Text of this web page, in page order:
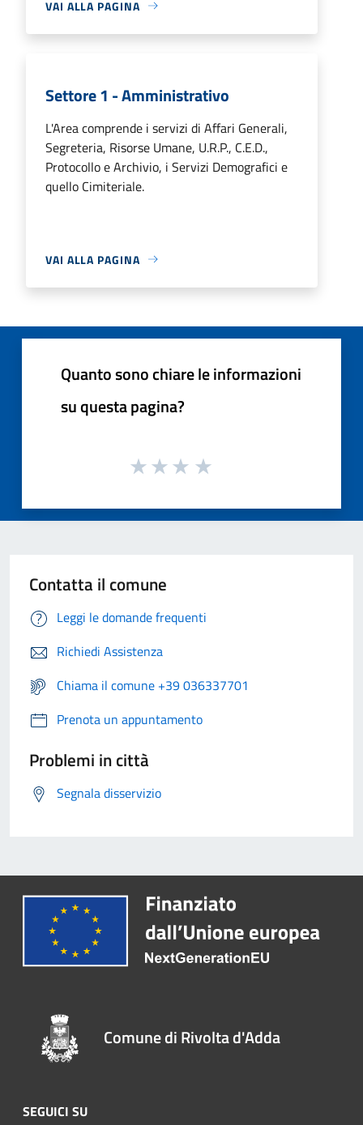
VAI ALLA PAGINA
Settore 1 - Amministrativo
L'Area comprende i servizi di Affari Generali,
Segreteria, Risorse Umane, U.R.P., C.E.D.,
Protocollo e Archivio, i Servizi Demografici e
quello Cimiteriale.
VAI ALLA PAGINA
Quanto sono chiare le informazioni
su questa pagina?
Contatta il comune
Leggi le domande frequenti
Richiedi Assistenza
Chiama il comune +39 036337701
Prenota un appuntamento
Problemi in città
Segnala disservizio
Comune di Rivolta d'Adda
SEGUICI SU